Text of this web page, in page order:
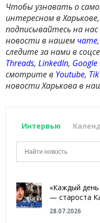
Чтобы узнавать о
интересном в
подписывайтесь на нас
новости в нашем чате,
следите за нами в
Threads,LinkedIn, Google
смотрите в Youtube,
новости Харькова в
Интервью
«Каждый
— староста
28.07.2026